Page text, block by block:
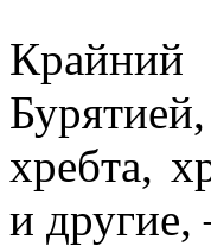
хребта,
и другие,